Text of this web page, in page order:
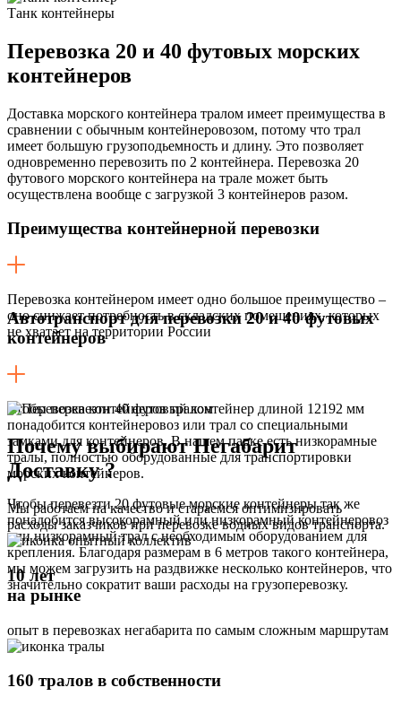
Танк контейнеры
Перевозка 20 и 40 футовых морских
контейнеров
Доставка морского контейнера тралом имеет преимущества в
сравнении с обычным контейнеровозом, потому что трал
имеет большую грузоподьемность и длину. Это позволяет
одновременно перевозить по 2 контейнера. Перевозка 20
футового морского контейнера на трале может быть
осуществлена вообще с загрузкой 3 контейнеров разом.
Преимущества контейнерной перевозки
Перевозка контейнером имеет одно большое преимущество –
оно снижает потребность в складских помещениях, которых
не хватает на территории России
Автотранспорт для перевозки 20 и 40 футовых
контейнеров
Чтобы перевезти 40 футовый контейнер длиной 12192 мм
понадобится контейнеровоз или трал со специальными
замками для контейнеров. В нашем парке есть низкорамные
тралы, полностью оборудованные для транспортировки
морских контейнеров.
Чтобы перевезти 20 футовые морские контейнеры так же
понадобится высокорамный или низкорамный контейнеровоз
или низкорамный трал с необходимым оборудованием для
крепления. Благодаря размерам в 6 метров такого контейнера,
мы можем загрузить на раздвижке несколько контейнеров, что
значительно сократит ваши расходы на грузоперевозку.
Почему выбирают Негабарит
Доставку ?
Мы работаем на качество и стараемся оптимизировать
расходы заказчиков при перевозке водных видов транспорта.
10 лет
на рынке
опыт в перевозках негабарита по самым сложным маршрутам
160 тралов в собственности